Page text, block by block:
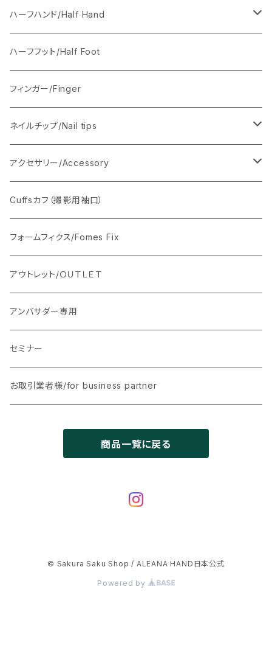
Anais（女性の手）
ワイヤーあり
ワイヤーなし
Axel（男性の手）
ハーフハンド/Half Hand
ワイヤーあり
ワイヤーなし
ハーフフット/Half Foot
フィンガー/Finger
ネイルチップ/Nail tips
ベーシックネイルチップ
フルハンド用セット350枚
ハーフハンド用セット250枚
エクストラロングスティレット フルハンド用セット50枚
ソフトジェルネイルチップ
アクセサリー/Accessory
ホルダー/スタンド
シリコンパレット/エルボーレスト
ストーンベース
Cuffsカフ（撮影用袖口）
フォームフィクス/Fomes Fix
アウトレット/ＯＵＴＬＥＴ
アンバサダー専用
セミナー
お取引業者様/for business partner
商品一覧に戻る
© Sakura Saku Shop / ALEANA HAND日本公式
Powered by